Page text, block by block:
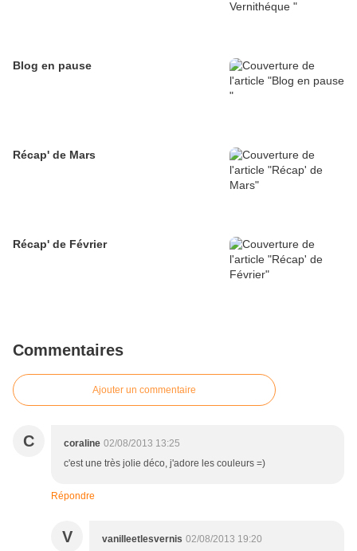
Blog en pause
Récap' de Mars
Récap' de Février
Commentaires
Ajouter un commentaire
C coraline 02/08/2013 13:25
c'est une très jolie déco, j'adore les couleurs =)
Répondre
V vanilleetlesvernis 02/08/2013 19:20